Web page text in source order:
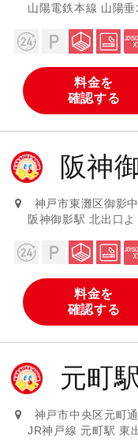
山陽電鉄本線 山陽
料金を
確認する
阪神
神戸市東灘区御影
阪神御影駅 北出口
料金を
確認する
元町
神戸市中央区元町
JR神戸線 元町駅 東